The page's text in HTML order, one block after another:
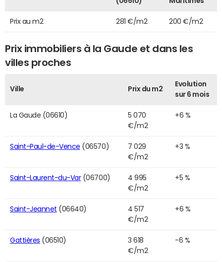
Prix au m2 281 €/m2 200 €/m2
Prix immobiliers à la Gaude et dans les
villes proches
Ville Prix du m2
Evolution
sur 6 mois
La Gaude (06610)
5 070
€/m2
+6 %
Saint-Paul-de-Vence (06570)
7 029
€/m2
+3 %
Saint-Laurent-du-Var(06700)
4 995
€/m2
+5 %
Saint-Jeannet (06640)
4 517
€/m2
+6 %
Gattières (06510)
3 618
€/m2
-6 %